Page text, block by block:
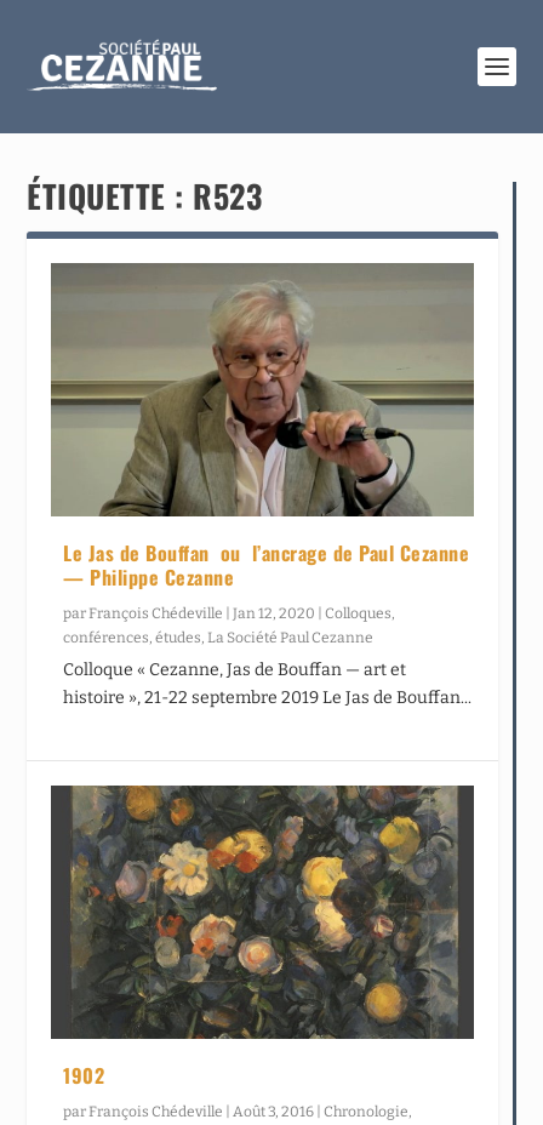
ÉTIQUETTE : R523
Le Jas de Bouffan ou l’ancrage de Paul Cezanne
— Philippe Cezanne
par François Chédeville |Jan 12, 2020 |Colloques,
conférences, études La Société Paul Cezanne
Colloque « Cezanne, Jas de Bouffan — art et
histoire », 21-22 septembre 2019 Le Jas de Bouffan...
1902
par François Chédeville Août 3, 2016 |Chronologie